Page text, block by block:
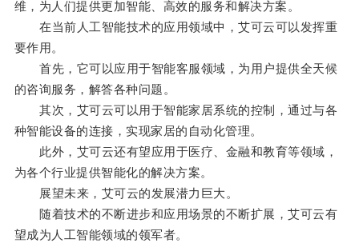
维，为人们提供更加智能、高效的服务和解决方案。
在当前人工智能技术的应用领域中，艾可云可以发挥重
要作用。
首先，它可以应用于智能客服领域，为用户提供全天候
的咨询服务，解答各种问题。
其次，艾可云可以用于智能家居系统的控制，通过与各
种智能设备的连接，实现家居的自动化管理。
此外，艾可云还有望应用于医疗、金融和教育等领域，
为各个行业提供智能化的解决方案。
展望未来，艾可云的发展潜力巨大。
随着技术的不断进步和应用场景的不断扩展，艾可云有
望成为人工智能领域的领军者。